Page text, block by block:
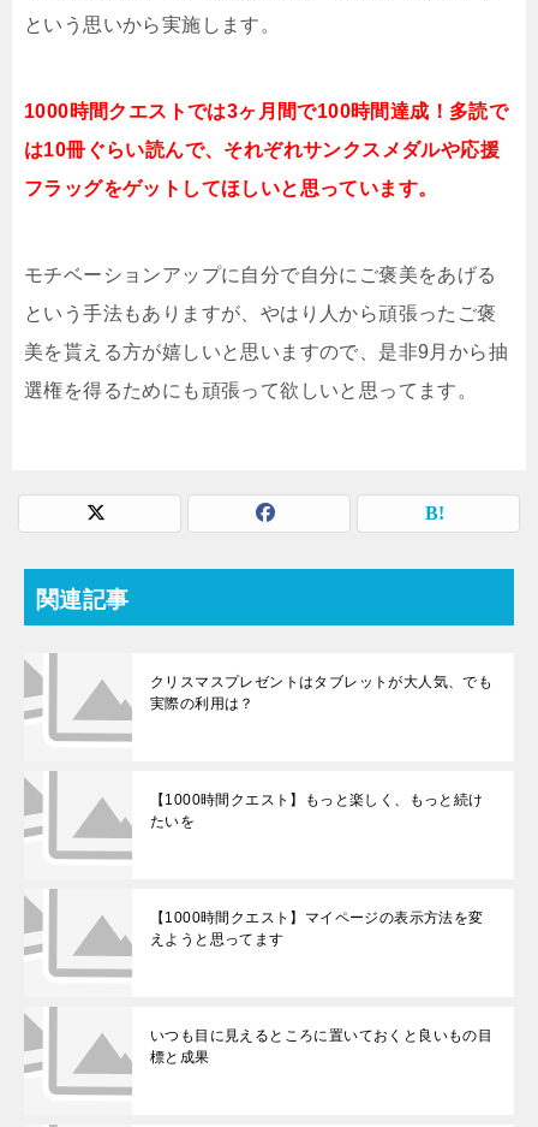
という思いから実施します。
1000時間クエストでは3ヶ月間で100時間達成！多読で
は10冊ぐらい読んで、それぞれサンクスメダルや応援
フラッグをゲットしてほしいと思っています。
モチベーションアップに自分で自分にご褒美をあげる
という手法もありますが、やはり人から頑張ったご褒
美を貰える方が嬉しいと思いますので、是非9月から抽
選権を得るためにも頑張って欲しいと思ってます。
関連記事
クリスマスプレゼントはタブレットが大人気、でも
実際の利用は？
【1000時間クエスト】もっと楽しく、もっと続け
たいを
【1000時間クエスト】マイページの表示方法を変
えようと思ってます
いつも目に見えるところに置いておくと良いもの目
標と成果